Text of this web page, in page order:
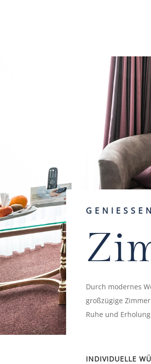
Durch modernes
großzügige
Ruhe und
INDIVIDUELLE